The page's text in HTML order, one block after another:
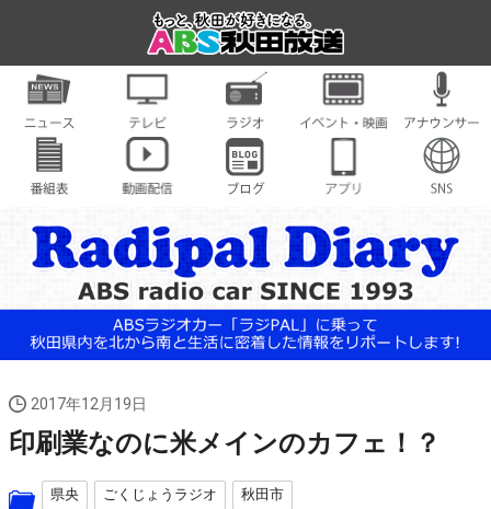
2017年12月19日
印刷業なのに米メインのカフェ！？
県央 ごくじょうラジオ 秋田市